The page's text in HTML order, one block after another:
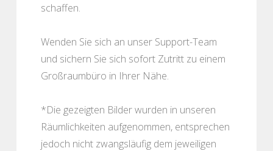
schaffen.
Wenden Sie sich an unser Support-Team
und sichern Sie sich sofort Zutritt zu einem
Großraumbüro in Ihrer Nähe.
*Die gezeigten Bilder wurden in unseren
Räumlichkeiten aufgenommen, entsprechen
jedoch nicht zwangsläufig dem jeweiligen